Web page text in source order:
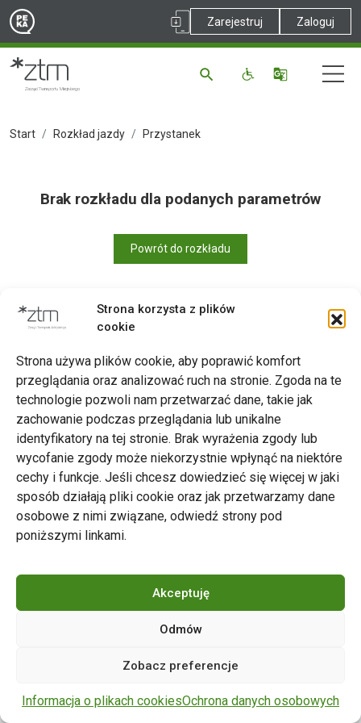
Strona korzysta z plików
cookie
Strona używa plików cookie, aby poprawić komfort
przeglądania oraz analizować ruch na stronie. Zgoda na te
technologie pozwoli nam przetwarzać dane, takie jak
zachowanie podczas przeglądania lub unikalne
identyfikatory na tej stronie. Brak wyrażenia zgody lub
wycofanie zgody może niekorzystnie wpłynąć na niektóre
cechy i funkcje. Jeśli chcesz dowiedzieć się więcej w jaki
sposób działają pliki cookie oraz jak przetwarzamy dane
osobowe z nimi związane, odwiedź strony pod
poniższymi linkami.
Akceptuję
Odmów
Zobacz preferencje
Informacja o plikach cookiesOchrona danych osobowych
Zarejestruj Zaloguj
Start Rozkład jazdy Przystanek
Brak rozkładu dla podanych parametrów
Powrót do rozkładu
Zarząd Transportu Miejskiego w Poznaniu
Napisz do nas
tel. 61 646 33 44
ul. Matejki 59, 60-770 Poznań
zastrzeżone.